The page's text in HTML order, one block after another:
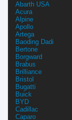
Abarth USA
Acura
Alpine
Apollo
Artega
Baoding Dadi
Bertone
Borgward
Brabus
Brilliance
Bristol
Bugatti
Buick
BYD
Cadillac
Caparo